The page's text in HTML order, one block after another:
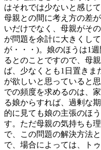
はそれでは少ないと感じ
母親との間に考え方の差
いだけでなく、母親がそ
が問題を余計に大きくし
が・・・)。娘のほうは1
るとのことですので、母
ば、少なくとも1日置き
が欲しいと思っていると
での頻度を求めるのは、
る娘からすれば、過剰な
的に見ても娘の主張のほ
す。ただ母親の気持ちも
で、この問題の解決方法
で、場合によっては、ト